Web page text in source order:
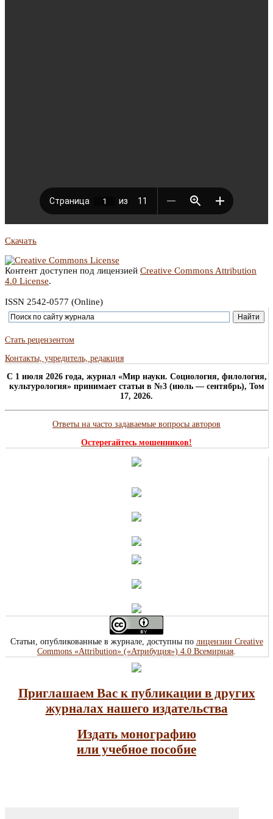
Скачать
Контент доступен под лицензией Creative Commons Attribution
4.0 License.
ISSN 2542-0577 (Online)
Стать рецензентом
Контакты, учредитель, редакция
C 1 июля 2026 года, журнал «Мир науки. Социология, филология,
культурология» принимает статьи в №3 (июль — сентябрь), Том
17, 2026.
Ответы на часто задаваемые вопросы авторов
Остерегайтесь мошенников!
Статьи, опубликованные в журнале, доступны по лицензии Creative
Commons «Attribution» («Атрибуция») 4.0 Всемирная.
Приглашаем Вас к публикации в других
журналах нашего издательства
Издать монографию
или учебное пособие